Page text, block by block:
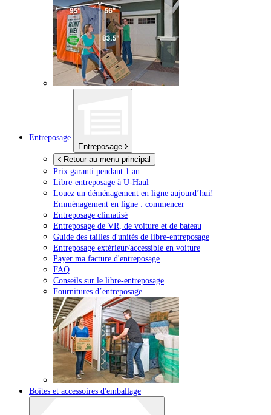
Entreposage
Entreposage
Retour au menu principal
Prix garanti pendant 1 an
Libre-entreposage à U-Haul
Louez un déménagement en ligne aujourd’hui!
Emménagement en ligne : commencer
Entreposage climatisé
Entreposage de VR, de voiture et de bateau
Guide des tailles d'unités de libre-entreposage
Entreposage extérieur/accessible en voiture
Payer ma facture d'entreposage
FAQ
Conseils sur le libre-entreposage
Fournitures d’entreposage
Boîtes et accessoires d'emballage